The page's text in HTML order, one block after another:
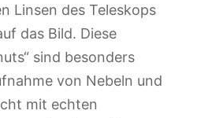
Linsen des Teleskops
das Bild. Diese
sind besonders
von Nebeln und
mit echten